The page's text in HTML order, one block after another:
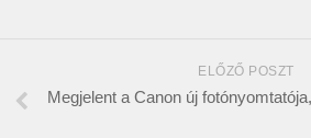
ELŐZŐ POSZT
Megjelent a Canon új